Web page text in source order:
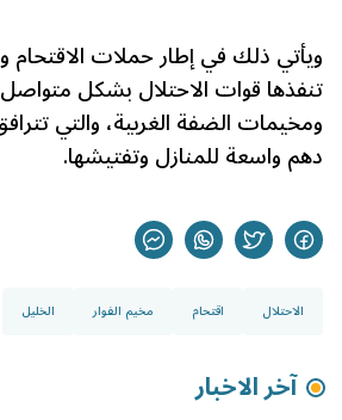
ويأتي ذلك في إطار حملات الاقتحام
تنفذها قوات الاحتلال بشكل
ومخيمات الضفة الغربية، والتي
دهم واسعة للمنازل وتفتيشها.
الاحتلال اقتحام مخيم الفوار الخليل
آخر الاخبار